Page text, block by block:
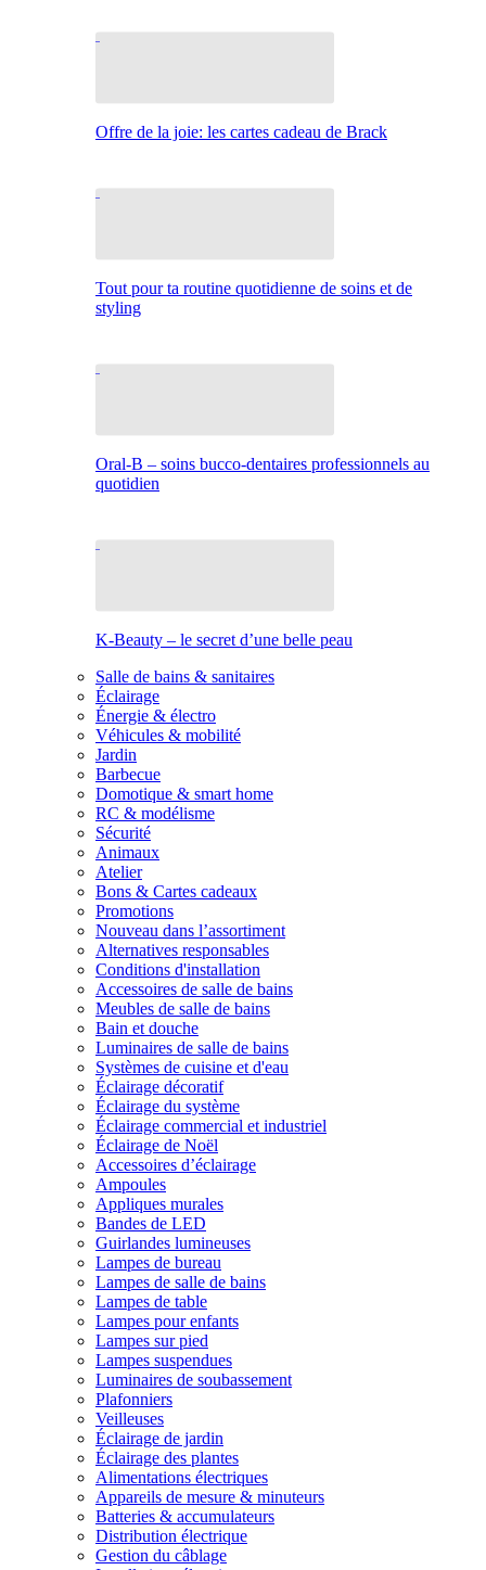
Offre de la joie: les cartes cadeau de Brack
Tout pour ta routine quotidienne de soins et de
styling
Oral-B – soins bucco-dentaires professionnels au
quotidien
K-Beauty – le secret d’une belle peau
Salle de bains & sanitaires
Éclairage
Énergie & électro
Véhicules & mobilité
Jardin
Barbecue
Domotique & smart home
RC & modélisme
Sécurité
Animaux
Atelier
Bons & Cartes cadeaux
Promotions
Nouveau dans l’assortiment
Alternatives responsables
Conditions d'installation
Accessoires de salle de bains
Meubles de salle de bains
Bain et douche
Luminaires de salle de bains
Systèmes de cuisine et d'eau
Éclairage décoratif
Éclairage du système
Éclairage commercial et industriel
Éclairage de Noël
Accessoires d’éclairage
Ampoules
Appliques murales
Bandes de LED
Guirlandes lumineuses
Lampes de bureau
Lampes de salle de bains
Lampes de table
Lampes pour enfants
Lampes sur pied
Lampes suspendues
Luminaires de soubassement
Plafonniers
Veilleuses
Éclairage de jardin
Éclairage des plantes
Alimentations électriques
Appareils de mesure & minuteurs
Batteries & accumulateurs
Distribution électrique
Gestion du câblage